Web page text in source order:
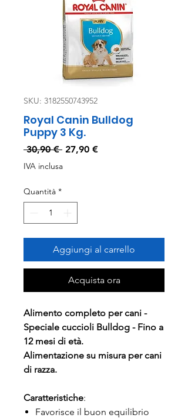
SKU: 3182550743952
Royal Canin Bulldog
Puppy 3 Kg.
30,90 € Prezzo
27,90 €Prezzo
IVA inclusa
Quantità *
Aggiungi al carrello
Acquista ora
Alimento completo per cani -
Speciale cuccioli Bulldog - Fino a
12 mesi di età.
Alimentazione su misura per cani
di razza.
Caratteristiche:
Favorisce il buon equilibrio